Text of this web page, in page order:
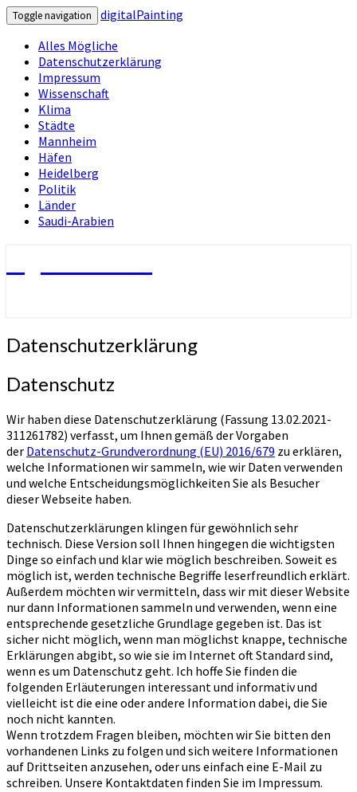
Toggle navigation
digitalPainting
Alles Mögliche
Datenschutzerklärung
Impressum
Wissenschaft
Klima
Städte
Mannheim
Häfen
Heidelberg
Politik
Länder
Saudi-Arabien
Datenschutzerklärung
Datenschutzerklärung
Datenschutz
Wir haben diese Datenschutzerklärung (Fassung 13.02.2021-
311261782) verfasst, um Ihnen gemäß der Vorgaben
der Datenschutz-Grundverordnung (EU) 2016/679 zu erklären,
welche Informationen wir sammeln, wie wir Daten verwenden
und welche Entscheidungsmöglichkeiten Sie als Besucher
dieser Webseite haben.
Datenschutzerklärungen klingen für gewöhnlich sehr
technisch. Diese Version soll Ihnen hingegen die wichtigsten
Dinge so einfach und klar wie möglich beschreiben. Soweit es
möglich ist, werden technische Begriffe leserfreundlich erklärt.
Außerdem möchten wir vermitteln, dass wir mit dieser Website
nur dann Informationen sammeln und verwenden, wenn eine
entsprechende gesetzliche Grundlage gegeben ist. Das ist
sicher nicht möglich, wenn man möglichst knappe, technische
Erklärungen abgibt, so wie sie im Internet oft Standard sind,
wenn es um Datenschutz geht. Ich hoffe Sie finden die
folgenden Erläuterungen interessant und informativ und
vielleicht ist die eine oder andere Information dabei, die Sie
noch nicht kannten.
Wenn trotzdem Fragen bleiben, möchten wir Sie bitten den
vorhandenen Links zu folgen und sich weitere Informationen
auf Drittseiten anzusehen, oder uns einfach eine E-Mail zu
schreiben. Unsere Kontaktdaten finden Sie im Impressum.